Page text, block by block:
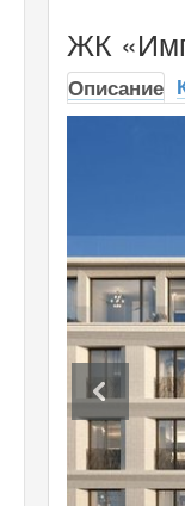
ЖК
Описание